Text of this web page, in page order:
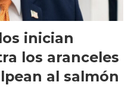
inician
los aranceles
al salmón